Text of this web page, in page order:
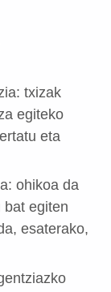
txizak
egiteko
eta
ohikoa da
bat egiten
esaterako,